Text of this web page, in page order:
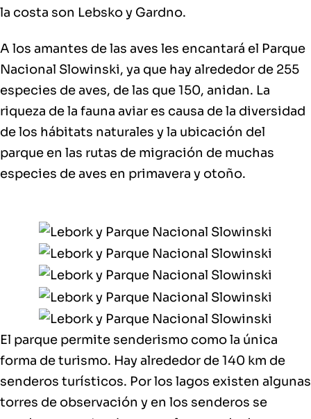
la costa son Lebsko y Gardno.
A los amantes de las aves les encantará el Parque
Nacional Slowinski, ya que hay alrededor de 255
especies de aves, de las que 150, anidan. La
riqueza de la fauna aviar es causa de la diversidad
de los hábitats naturales y la ubicación del
parque en las rutas de migración de muchas
especies de aves en primavera y otoño.
El parque permite senderismo como la única
forma de turismo. Hay alrededor de 140 km de
senderos turísticos. Por los lagos existen algunas
torres de observación y en los senderos se